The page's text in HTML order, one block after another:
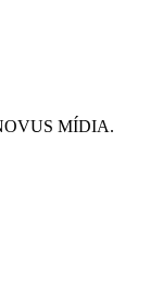
MÍDIA.